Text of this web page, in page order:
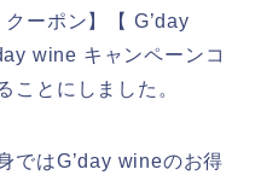
ーポン】【 G’day
wine キャンペーンコ
ことにしました。
ではG’day wineのお得